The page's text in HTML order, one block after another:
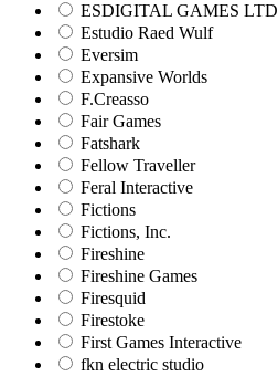
ESDIGITAL GAMES LTD
Estudio Raed Wulf
Eversim
Expansive Worlds
F.Creasso
Fair Games
Fatshark
Fellow Traveller
Feral Interactive
Fictions
Fictions, Inc.
Fireshine
Fireshine Games
Firesquid
Firestoke
First Games Interactive
fkn electric studio